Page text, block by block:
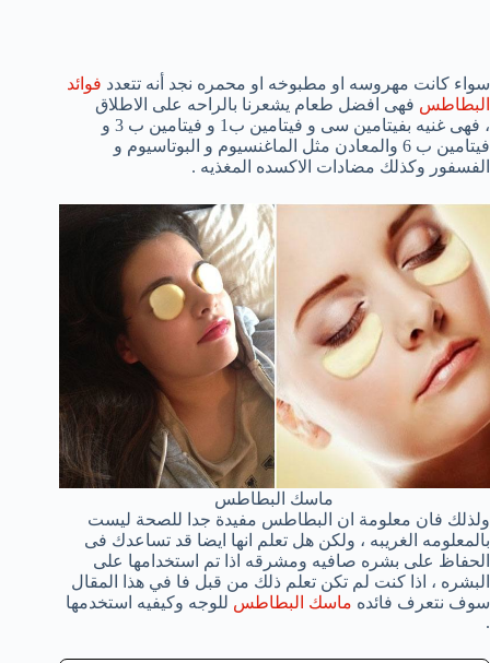
سواء كانت مهروسه او مطبوخه او محمره نجد أنه تتعدد فوائد
البطاطس فهى افضل طعام يشعرنا بالراحه على الاطلاق
، فهى غنيه بفيتامين سى و فيتامين ب1 و فيتامين ب 3 و
فيتامين ب 6 والمعادن مثل الماغنسيوم و البوتاسيوم و
الفسفور وكذلك مضادات الاكسده المغذيه .
ماسك البطاطس
ولذلك فان معلومة ان البطاطس مفيدة جدا للصحة ليست
بالمعلومه الغريبه ، ولكن هل تعلم انها ايضا قد تساعدك فى
الحفاظ على بشره صافيه ومشرقه اذا تم استخدامها على
البشره ، اذا كنت لم تكن تعلم ذلك من قبل فا في هذا المقال
سوف نتعرف فائده ماسك البطاطس للوجه وكيفيه استخدمها
.